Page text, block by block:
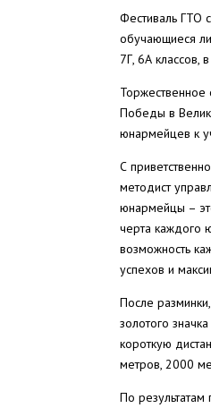
Фестиваль ГТО
обучающиеся
7Г, 6А классов,
Торжественное
Победы в
юнармейцев к
С
методист
юнармейцы –
черта каждого
возможность
успехов и
После
золотого
короткую
метров, 2000
По результатам